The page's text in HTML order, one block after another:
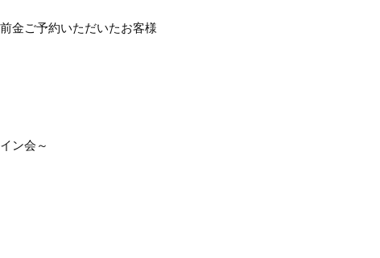
金ご予約いただいたお客様
ン会～